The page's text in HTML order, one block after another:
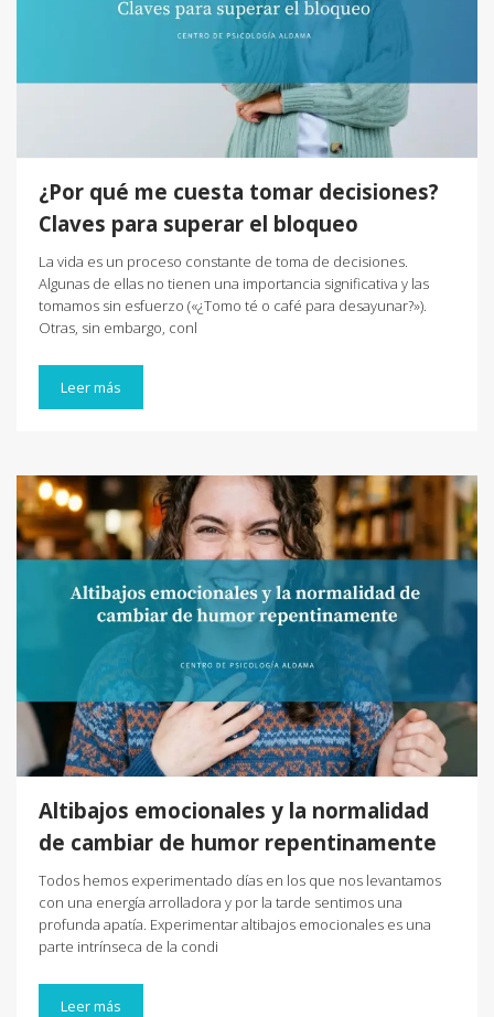
¿Por qué me cuesta tomar decisiones?
Claves para superar el bloqueo
La vida es un proceso constante de toma de decisiones.
Algunas de ellas no tienen una importancia significativa y las
tomamos sin esfuerzo («¿Tomo té o café para desayunar?»).
Otras, sin embargo, conl
Leer más
Altibajos emocionales y la normalidad
de cambiar de humor repentinamente
Todos hemos experimentado días en los que nos levantamos
con una energía arrolladora y por la tarde sentimos una
profunda apatía. Experimentar altibajos emocionales es una
parte intrínseca de la condi
Leer más